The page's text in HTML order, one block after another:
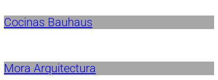
Cocinas Bauhaus
Mora Arquitectura